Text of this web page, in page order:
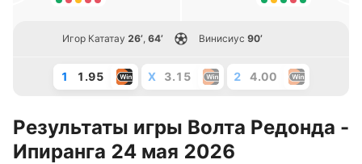
Игор Кататау 26’, 64’ Винисиус 90’
1 1.95 X 3.15 2 4.00
Результаты игры Волта Редонда -
Ипиранга 24 мая 2026